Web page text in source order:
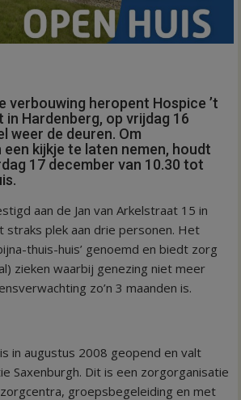
verbouwing heropent Hospice ’t
in Hardenberg, op vrijdag 16
weer de deuren. Om
kijkje te laten nemen, houdt
17 december van 10.30 tot
aan de Jan van Arkelstraat 15 in
straks plek aan drie personen. Het
thuis-huis’ genoemd en biedt zorg
zieken waarbij genezing niet meer
zo’n 3 maanden is.
in augustus 2008 geopend en valt
Saxenburgh. Dit is een zorgorganisatie
groepsbegeleiding en met